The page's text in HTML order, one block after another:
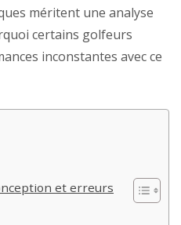
méritent une analyse
certains golfeurs
inconstantes avec ce
et erreurs